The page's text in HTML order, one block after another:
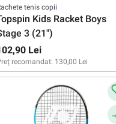
tenis copii
Kids Racket Boys
3 (21")
Lei
recomandat: 130,00 Lei